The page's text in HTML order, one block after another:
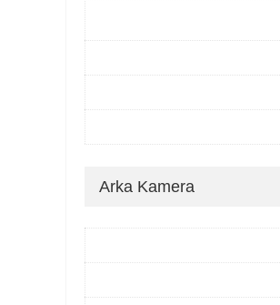
Arka Kamera